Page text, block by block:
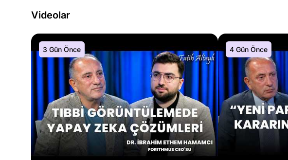
Videolar
3 Gün Önce 4 Gün Önce